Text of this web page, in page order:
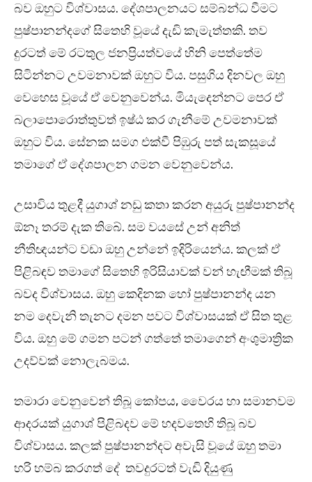
බව ඔහුට විශ්වාසය. දේශපාලනයට සම්බන්ධ වීමට
පුෂ්පානන්දගේ සිතෙහි වූයේ දැඩි කැමැත්තකි. තව
දුරටත් මේ රටතුල ජනප්‍රියත්වයේ හිනි පෙත්තේම
සිටින්නට උවමනාවක් ඔහුට විය. පසුගිය දිනවල ඔහු
වෙහෙස වූයේ ඒ වෙනුවෙන්ය. මියැදෙන්නට පෙර ඒ
බලාපොරොත්තුවත් ඉෂ්ඨ කර ගැනීමේ උවමනාවක්
ඔහුට විය. සේනක සමග එක්වී පිඹුරු පත් සැකසූයේ
තමාගේ ඒ දේශපාලන ගමන වෙනුවෙන්ය.
උසාවිය තුළදී යුගාශ් නඩු කතා කරන අයුරු පුෂ්පානන්ද
ඕනෑ තරම් දැක තිබේ. සම වයසේ උන් අනිත්
නීතිඥයන්ට වඩා ඔහු උන්නේ ඉදිරියෙන්ය. කලක් ඒ
පිළිබඳව තමාගේ සිතෙහි ඉරිසියාවක් වන් හැඟීමක් තිබූ
බවද විශ්වාසය. ඔහු කෙදිනක හෝ පුෂ්පානන්ද යන
නම දෙවැනි තැනට දමන පවට විශ්වාසයක් ඒ සිත තුළ
විය. ඔහු මේ ගමන පටන් ගත්තේ තමාගෙන් අංශුමාත්‍රික
උදව්වක් නොලැබමය.
තමාරා වෙනුවෙන් තිබූ කෝපය, වෛරය හා සමානවම
ආදරයක් යුගාශ් පිළිබදව මේ හදවතෙහි තිබූ බව
විශ්වාසය. කලක් පුෂ්පානන්දට අවැසි වූයේ ඔහු තමා
හරි හම්බ කරගත් දේ තවදුරටත් වැඩි දියුණු